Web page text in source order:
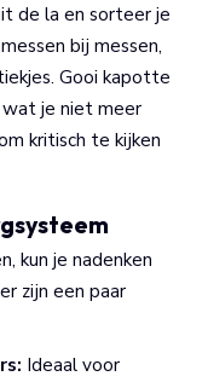
de la en sorteer je
bij messen,
Gooi kapotte
je niet meer
kritisch te kijken
kun je nadenken
zijn een paar
Ideaal voor